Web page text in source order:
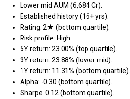
Lower mid AUM (₹6,684 Cr).
Established history (16+ yrs).
Rating: 2★ (bottom quartile).
Risk profile: High.
5Y return: 23.00% (top quartile).
3Y return: 23.88% (lower mid).
1Y return: 11.31% (bottom quartile).
Alpha: -0.30 (bottom quartile).
Sharpe: 0.12 (bottom quartile).